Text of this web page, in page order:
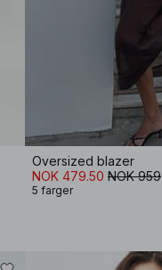
Oversized blazer
NOK 479.50 NOK 959
5 farger